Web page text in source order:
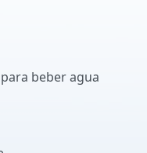
beber agua